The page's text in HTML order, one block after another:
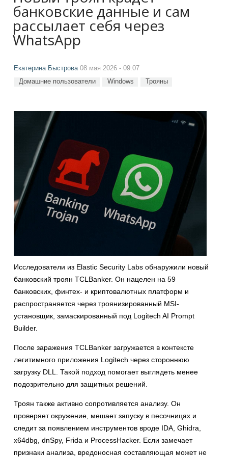
банковские данные и сам
рассылает себя через
WhatsApp
Екатерина Быстрова08 мая 2026 - 09:07
Домашние пользователи Windows Трояны
Исследователи из Elastic Security Labs обнаружили новый
банковский троян TCLBanker. Он нацелен на 59
банковских, финтех- и криптовалютных платформ и
распространяется через троянизированный MSI-
установщик, замаскированный под Logitech AI Prompt
Builder.
После заражения TCLBanker загружается в контексте
легитимного приложения Logitech через стороннюю
загрузку DLL. Такой подход помогает выглядеть менее
подозрительно для защитных решений.
Троян также активно сопротивляется анализу. Он
проверяет окружение, мешает запуску в песочницах и
следит за появлением инструментов вроде IDA, Ghidra,
x64dbg, dnSpy, Frida и ProcessHacker. Если замечает
признаки анализа, вредоносная составляющая может не